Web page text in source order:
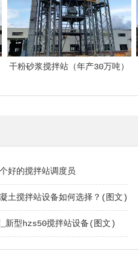
干粉砂浆搅拌站（年产30万吨）
好的搅拌站调度员
土搅拌站设备如何选择？(图文)
新型hzs50搅拌站设备(图文)